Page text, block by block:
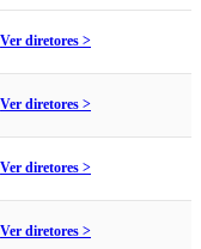
Ver diretores >
Ver diretores >
Ver diretores >
Ver diretores >